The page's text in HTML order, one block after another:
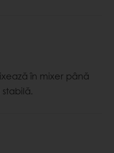
în mixer până